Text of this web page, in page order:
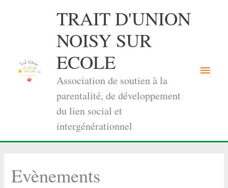
TRAIT D'UNION
NOISY SUR
ECOLE
Association de soutien à la
parentalité, de développement
du lien social et
intergénérationnel
Menu
Evènements